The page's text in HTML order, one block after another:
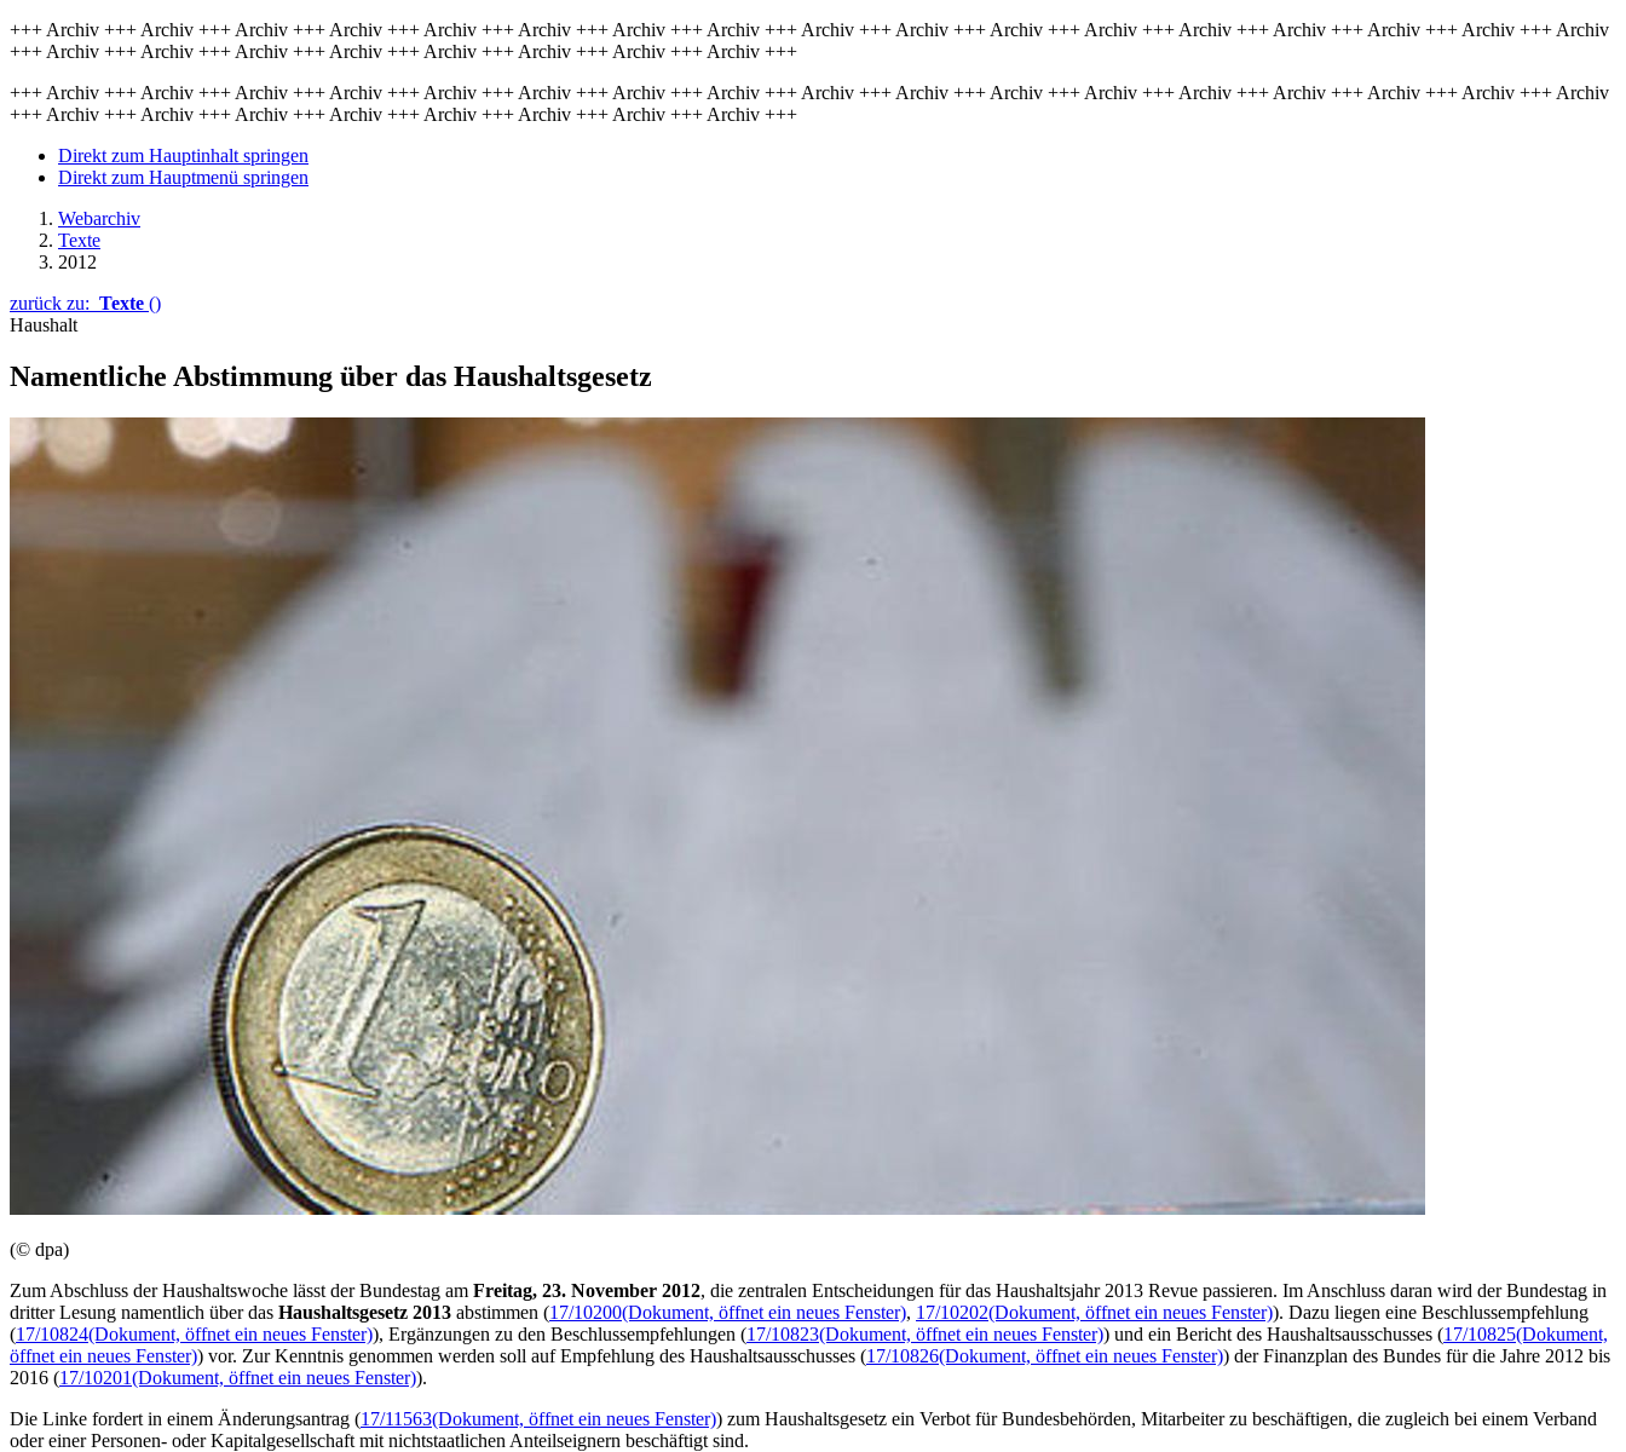
+++ Archiv +++ Archiv +++ Archiv +++ Archiv +++ Archiv +++ Archiv +++ Archiv +++ Archiv +++ Archiv +++ Archiv +++ Archiv +++ Archiv +++ Archiv +++ Archiv +++ Archiv +++ Archiv +++ Archiv
+++ Archiv +++ Archiv +++ Archiv +++ Archiv +++ Archiv +++ Archiv +++ Archiv +++ Archiv +++
+++ Archiv +++ Archiv +++ Archiv +++ Archiv +++ Archiv +++ Archiv +++ Archiv +++ Archiv +++ Archiv +++ Archiv +++ Archiv +++ Archiv +++ Archiv +++ Archiv +++ Archiv +++ Archiv +++ Archiv
+++ Archiv +++ Archiv +++ Archiv +++ Archiv +++ Archiv +++ Archiv +++ Archiv +++ Archiv +++
Direkt zum Hauptinhalt springen
Direkt zum Hauptmenü springen
Webarchiv
Texte
2012
zurück zu: Texte ()
Haushalt
Namentliche Abstimmung über das Haushaltsgesetz
(© dpa)
Zum Abschluss der Haushaltswoche lässt der Bundestag am Freitag, 23. November 2012, die zentralen Entscheidungen für das Haushaltsjahr 2013 Revue passieren. Im Anschluss daran wird der Bundestag in
dritter Lesung namentlich über das Haushaltsgesetz 2013 abstimmen (17/10200(Dokument, öffnet ein neues Fenster), 17/10202(Dokument, öffnet ein neues Fenster)). Dazu liegen eine Beschlussempfehlung
(17/10824(Dokument, öffnet ein neues Fenster)), Ergänzungen zu den Beschlussempfehlungen (17/10823(Dokument, öffnet ein neues Fenster)) und ein Bericht des Haushaltsausschusses (17/10825(Dokument,
öffnet ein neues Fenster)) vor. Zur Kenntnis genommen werden soll auf Empfehlung des Haushaltsausschusses (17/10826(Dokument, öffnet ein neues Fenster)) der Finanzplan des Bundes für die Jahre 2012 bis
2016 (17/10201(Dokument, öffnet ein neues Fenster)).
Die Linke fordert in einem Änderungsantrag (17/11563(Dokument, öffnet ein neues Fenster)) zum Haushaltsgesetz ein Verbot für Bundesbehörden, Mitarbeiter zu beschäftigen, die zugleich bei einem Verband
oder einer Personen- oder Kapitalgesellschaft mit nichtstaatlichen Anteilseignern beschäftigt sind.